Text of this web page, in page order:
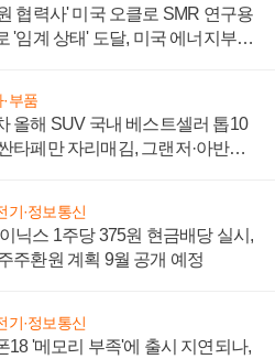
협력사' 미국 오클로 SMR 연구용
'임계 상태' 도달, 미국 에너지부
부품
올해 SUV 국내 베스트셀러 톱10
타페만 자리매김, 그랜저·아반떼
기·정보통신
닉스 1주당 375원 현금배당 실시,
주환원 계획 9월 공개 예정
기·정보통신
18 '메모리 부족'에 출시 지연되나,